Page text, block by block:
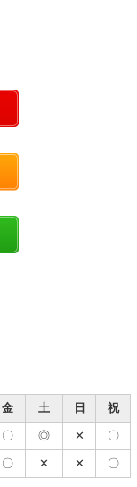
金 土 日 祝
〇 ◎ ✕ 〇
〇 ✕ ✕ 〇